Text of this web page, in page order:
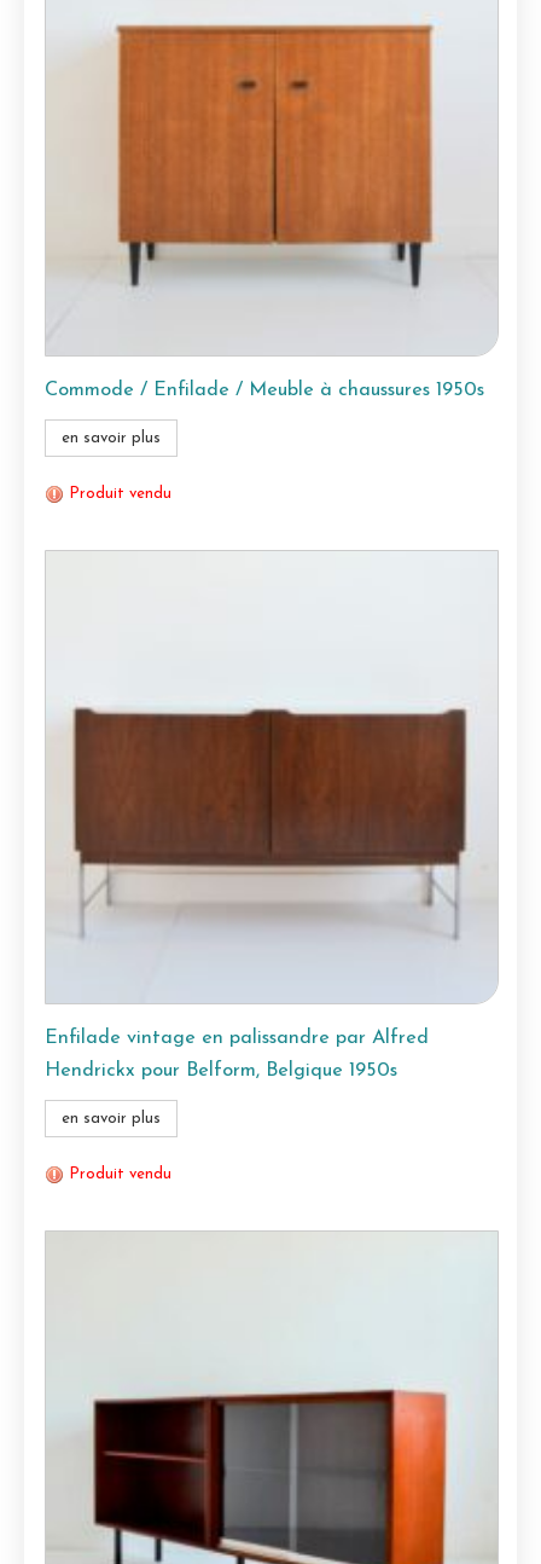
Commode / Enfilade / Meuble à chaussures 1950s
en savoir plus
Produit vendu
Enfilade vintage en palissandre par Alfred
Hendrickx pour Belform, Belgique 1950s
en savoir plus
Produit vendu